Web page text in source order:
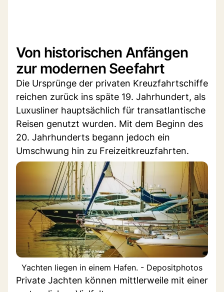
Von historischen Anfängen
zur modernen Seefahrt
Die Ursprünge der privaten Kreuzfahrtschiffe
reichen zurück ins späte 19. Jahrhundert, als
Luxusliner hauptsächlich für transatlantische
Reisen genutzt wurden. Mit dem Beginn des
20. Jahrhunderts begann jedoch ein
Umschwung hin zu Freizeitkreuzfahrten.
Yachten liegen in einem Hafen. - Depositphotos
Private Jachten können mittlerweile mit einer